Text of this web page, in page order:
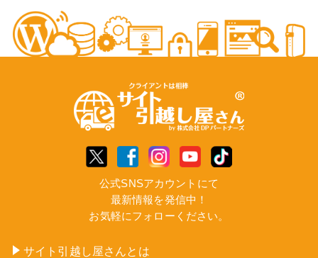
公式SNSアカウントにて
最新情報を発信中！
お気軽にフォローください。
サイト引越し屋さんとは